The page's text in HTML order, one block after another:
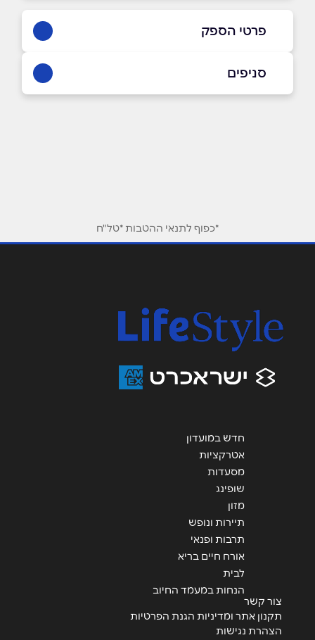
פרטי הספק
באתר בפייסבוק באינסטגרם
אנא חזרו אלי בקשר ל...
סניפים
*כפוף לתנאי ההטבות *טל"ח
חדש במועדון
אטרקציות
מסעדות
שופינג
מזון
תיירות ונופש
תרבות ופנאי
אורח חיים בריא
לבית
הנחות במעמד החיוב
צור קשר
תקנון אתר ומדיניות הגנת הפרטיות
הצהרת נגישות